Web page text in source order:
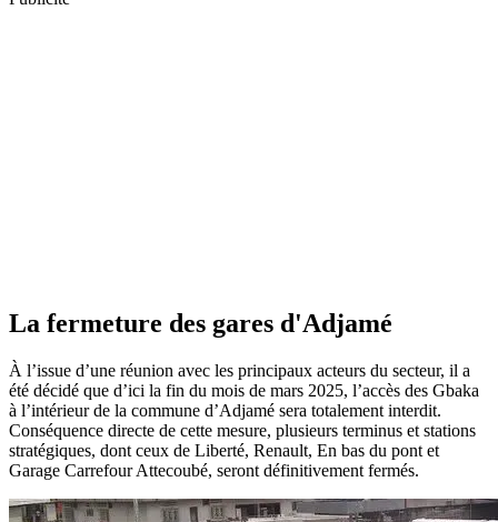
La fermeture des gares d'Adjamé
À l’issue d’une réunion avec les principaux acteurs du secteur, il a
été décidé que d’ici la fin du mois de mars 2025, l’accès des Gbaka
à l’intérieur de la commune d’Adjamé sera totalement interdit.
Conséquence directe de cette mesure, plusieurs terminus et stations
stratégiques, dont ceux de Liberté, Renault, En bas du pont et
Garage Carrefour Attecoubé, seront définitivement fermés.